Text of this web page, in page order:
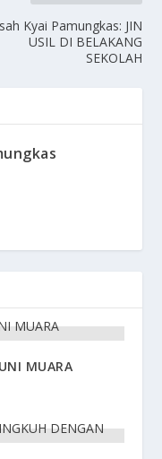
Kyai Pamungkas: JIN
USIL DI BELAKANG
SEKOLAH
MUARA